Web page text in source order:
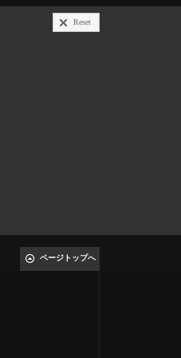
Reset
ページトップへ